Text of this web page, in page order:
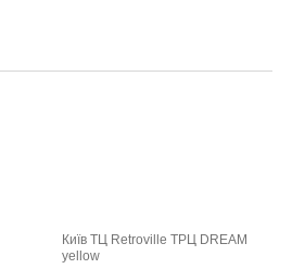
Київ ТЦ Retroville ТРЦ DREAM
yellow